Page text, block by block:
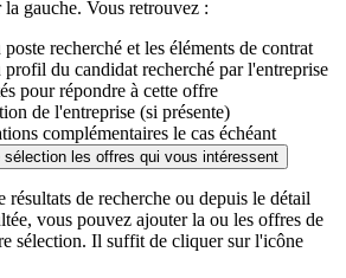
gauche. Vous retrouvez :
recherché et les éléments de contrat
profil du candidat recherché par l'entreprise
pour répondre à cette offre
de l'entreprise (si présente)
complémentaires le cas échéant
les offres qui vous intéressent
résultats de recherche ou depuis le détail
vous pouvez ajouter la ou les offres de
sélection. Il suffit de cliquer sur l'icône